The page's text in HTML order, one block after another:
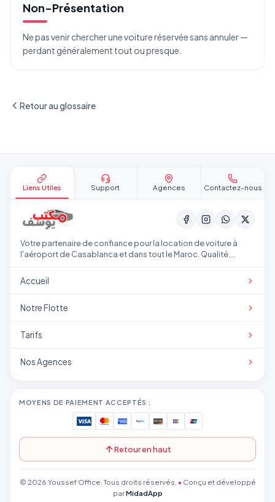
Non-Présentation
Ne pas venir chercher une voiture réservée sans annuler —
perdant généralement tout ou presque.
Retour au glossaire
Liens Utiles Support Agences Contactez-nous
Votre partenaire de confiance pour la location de voiture à
l'aéroport de Casablanca et dans tout le Maroc. Qualité,
Accueil
Notre Flotte
Tarifs
Nos Agences
MOYENS DE PAIEMENT ACCEPTÉS :
Retour en haut
© 2026 Youssef Office. Tous droits réservés. • Conçu et développé
parMidadApp